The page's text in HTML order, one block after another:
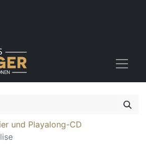
und Playalong-CD